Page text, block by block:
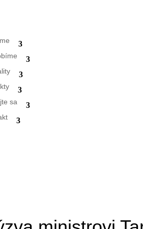
sa